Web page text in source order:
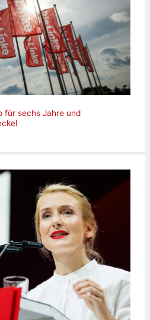
für sechs Jahre und